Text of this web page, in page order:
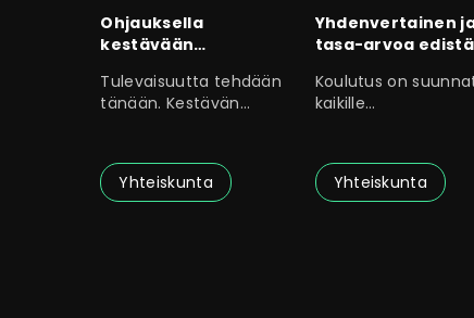
Ohjauksella
kestävään
Tulevaisuutta tehdään
tänään. Kestävän
Yhteiskunta
Yhdenvertainen
tasa-arvoa
Koulutus on
kaikille
Yhteiskunta